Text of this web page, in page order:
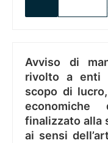
Avviso di
rivolto a enti
scopo di
economiche
finalizzato alla
ai sensi